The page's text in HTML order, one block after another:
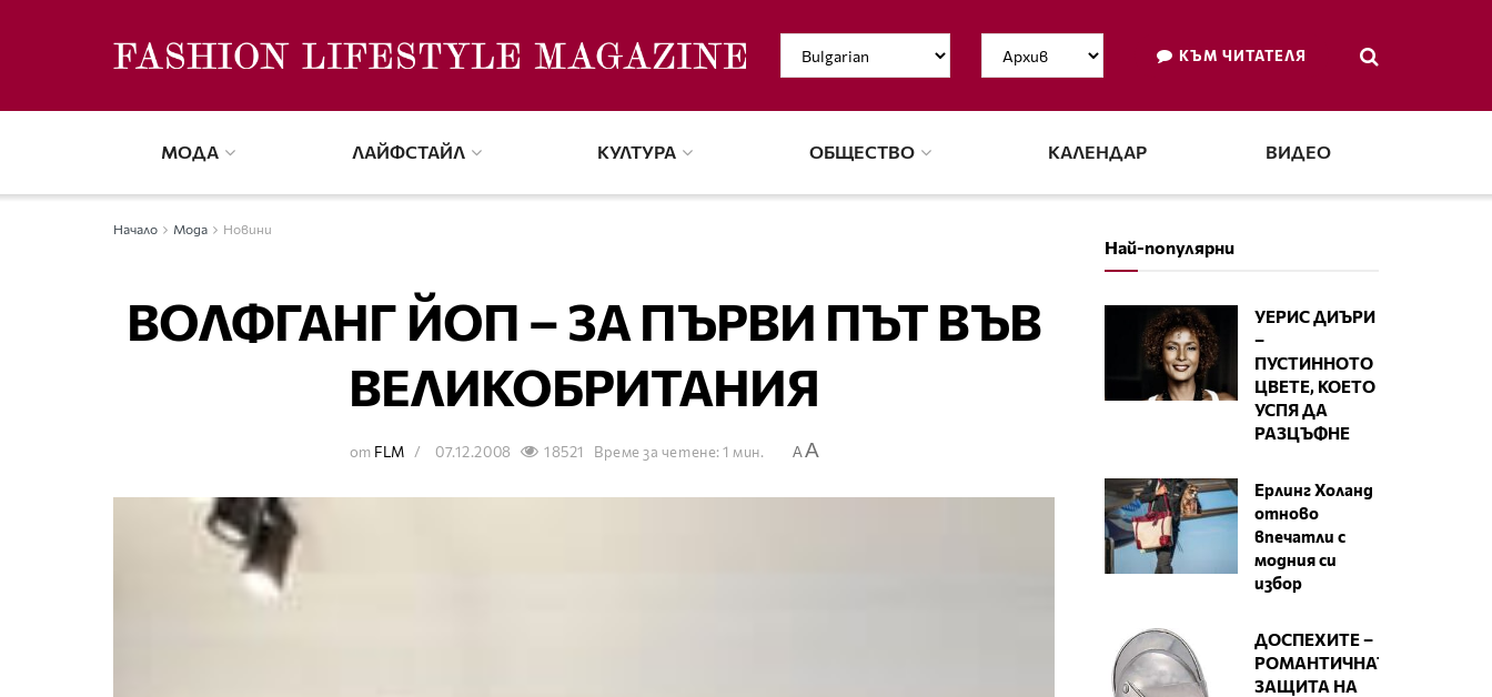
КЪМ ЧИТАТЕЛЯ
МОДА ЛАЙФСТАЙЛ КУЛТУРА ОБЩЕСТВО КАЛЕНДАР ВИДЕО
Начало Мода Новини
ВОЛФГАНГ ЙОП – ЗА ПЪРВИ ПЪТ ВЪВ
ВЕЛИКОБРИТАНИЯ
от FLM 07.12.2008 18521 Време за четене: 1 мин. AA
Най-популярни
УЕРИС ДИЪРИ
–
ПУСТИННОТО
ЦВЕТЕ, КОЕТО
УСПЯ ДА
РАЗЦЪФНЕ
Ерлинг Холанд
отново
впечатли с
модния си
избор
ДОСПЕХИТЕ –
РОМАНТИЧНАТА
ЗАЩИТА НА